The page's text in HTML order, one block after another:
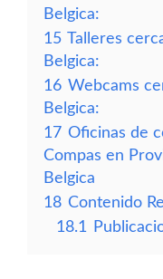
Belgica:
15 Talleres
Belgica:
16 Webcams
Belgica:
17 Oficinas de
Compas en
Belgica
18 Contenido
18.1